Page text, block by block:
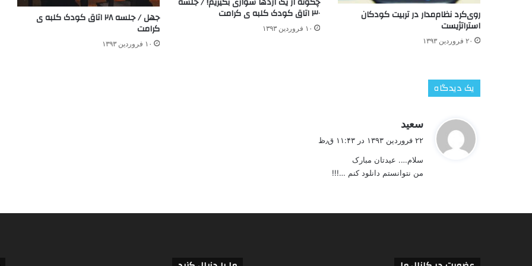
روی‌کرد نظام‌مدار در تربیت کودکان
استراتژیست
۲۰ فروردین ۱۳۹۳
۳۰ اتاق کودک کلبه ی کرامت
۱۰ فروردین ۱۳۹۳
جهل / جلسه ۲۸ اتاق کودک کلبه ی
کرامت
۱۰ فروردین ۱۳۹۳
یک دیدگاه
سعید
:
۲۲ فروردین ۱۳۹۳ در ۱۱:۴۳ ق٫ظ
سلام…. عیدتان مبارک
من نتوانستم دانلود کنم …!!!